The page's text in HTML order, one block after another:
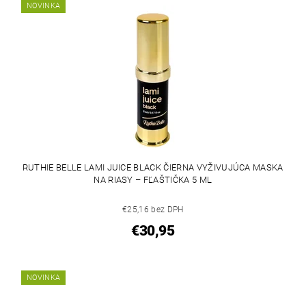
NOVINKA
RUTHIE BELLE LAMI JUICE BLACK ČIERNA VYŽIVUJÚCA MASKA
NA RIASY – FĽAŠTIČKA 5 ML
€25,16 bez DPH
€30,95
NOVINKA